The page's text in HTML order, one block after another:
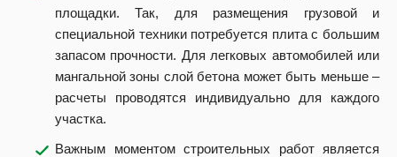
площадки. Так, для размещения грузовой и
специальной техники потребуется плита с большим
запасом прочности. Для легковых автомобилей или
мангальной зоны слой бетона может быть меньше –
расчеты проводятся индивидуально для каждого
участка.
Важным моментом строительных работ является